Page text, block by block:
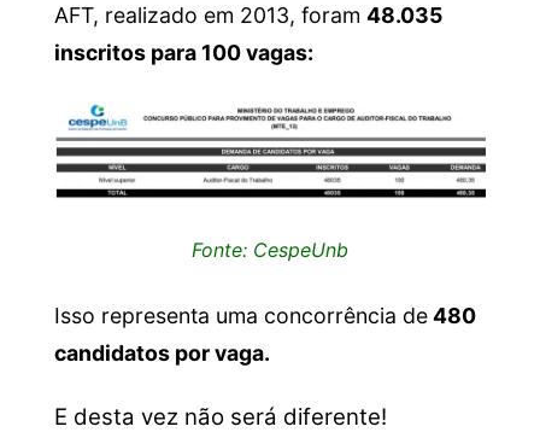
AFT, realizado em 2013, foram 48.035
inscritos para 100 vagas:
Fonte: CespeUnb
Isso representa uma concorrência de480
candidatos por vaga.
E desta vez não será diferente!